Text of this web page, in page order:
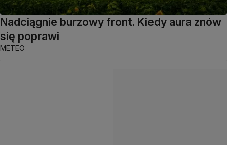
Nadciągnie burzowy front. Kiedy aura znów
się poprawi
METEO